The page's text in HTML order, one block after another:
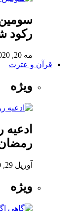
رکود
مه 20, 2020
قرآن و عترت
ویژه
آوریل 29, 2020
ویژه